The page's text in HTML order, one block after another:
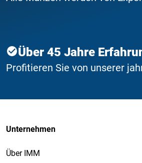
Über 45 Jahre
Profitieren Sie von unserer
Unternehmen
Über IMM